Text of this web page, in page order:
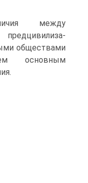
между
обществами
основ­ным